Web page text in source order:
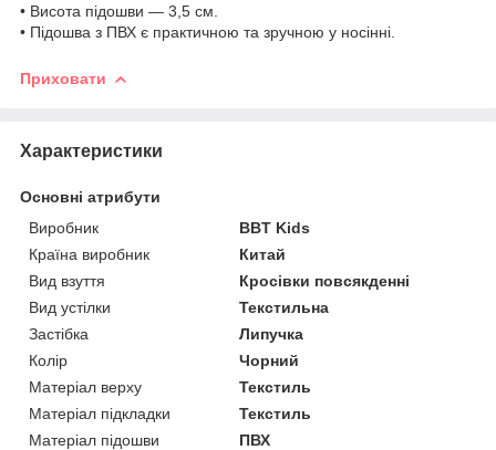
• Висота підошви — 3,5 см.
• Підошва з ПВХ є практичною та зручною у носінні.
Приховати
Характеристики
Основні атрибути
Виробник
BBT Kids
Країна виробник
Китай
Вид взуття
Кросівки повсякденні
Вид устілки
Текстильна
Застібка
Липучка
Колір
Чорний
Матеріал верху
Текстиль
Матеріал підкладки
Текстиль
Матеріал підошви
ПВХ